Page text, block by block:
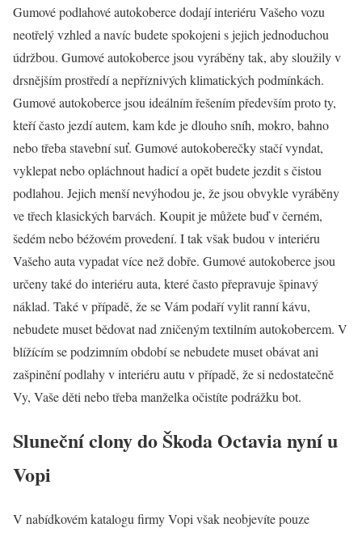
Gumové podlahové autokoberce dodají interiéru Vašeho vozu
neotřelý vzhled a navíc budete spokojeni s jejich jednoduchou
údržbou. Gumové autokoberce jsou vyráběny tak, aby sloužily v
drsnějším prostředí a nepříznivých klimatických podmínkách.
Gumové autokoberce jsou ideálním řešením především proto ty,
kteří často jezdí autem, kam kde je dlouho sníh, mokro, bahno
nebo třeba stavební suť. Gumové autokoberečky stačí vyndat,
vyklepat nebo opláchnout hadicí a opět budete jezdit s čistou
podlahou. Jejich menší nevýhodou je, že jsou obvykle vyráběny
ve třech klasických barvách. Koupit je můžete buď v černém,
šedém nebo béžovém provedení. I tak však budou v interiéru
Vašeho auta vypadat více než dobře. Gumové autokoberce jsou
určeny také do interiéru auta, které často přepravuje špinavý
náklad. Také v případě, že se Vám podaří vylit ranní kávu,
nebudete muset bědovat nad zničeným textilním autokobercem. V
blížícím se podzimním období se nebudete muset obávat ani
zašpinění podlahy v interiéru autu v případě, že si nedostatečně
Vy, Vaše děti nebo třeba manželka očistíte podrážku bot.
Sluneční clony do Škoda Octavia nyní u
Vopi
V nabídkovém katalogu firmy Vopi však neobjevíte pouze